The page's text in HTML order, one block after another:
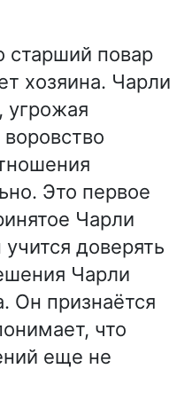
старший повар
хозяина. Чарли
угрожая
воровство
Это первое
Чарли
доверять
Чарли
Он признаётся
что
еще не